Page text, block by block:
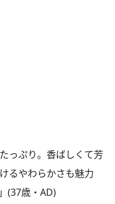
っぷり。香ばしくて芳
るやわらかさも魅力
(37歳・AD)